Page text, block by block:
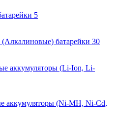
5
батарейки 30
аккумуляторы (Li-Ion, Li-
аккумуляторы (Ni-MH, Ni-Cd,